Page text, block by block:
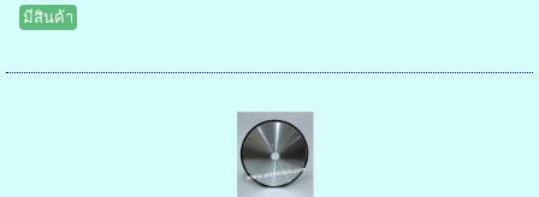
มีสินค้า